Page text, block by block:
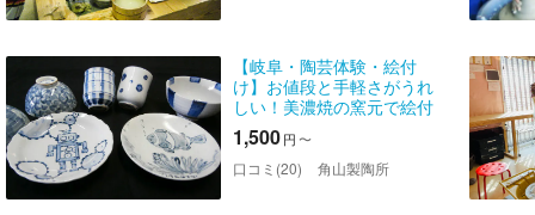
【岐阜・陶芸体験・絵付
け】お値段と手軽さがうれ
しい！美濃焼の窯元で絵付
け体験
1,500円 〜
口コミ(20) 角山製陶所